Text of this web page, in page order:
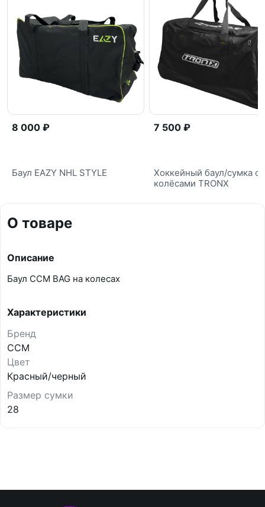
8 000 ₽
Баул EAZY NHL STYLE
7 500 ₽
Хоккейный баул/сумка с
колёсами TRONX
О товаре
Описание
Баул CCM BAG на колесах
Характеристики
Бренд
CCM
Цвет
Красный/черный
Размер сумки
28